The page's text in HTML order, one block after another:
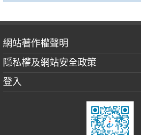
網站著作權聲明
隱私權及網站安全政策
登入